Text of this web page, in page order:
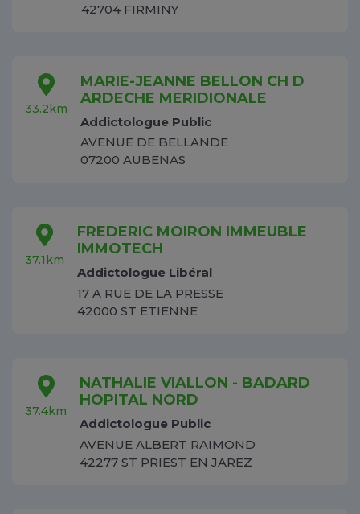
42704 FIRMINY
33.2km
MARIE-JEANNE BELLON CH D
ARDECHE MERIDIONALE
Addictologue Public
AVENUE DE BELLANDE
07200 AUBENAS
37.1km
FREDERIC MOIRON IMMEUBLE
IMMOTECH
Addictologue Libéral
17 A RUE DE LA PRESSE
42000 ST ETIENNE
37.4km
NATHALIE VIALLON - BADARD
HOPITAL NORD
Addictologue Public
AVENUE ALBERT RAIMOND
42277 ST PRIEST EN JAREZ